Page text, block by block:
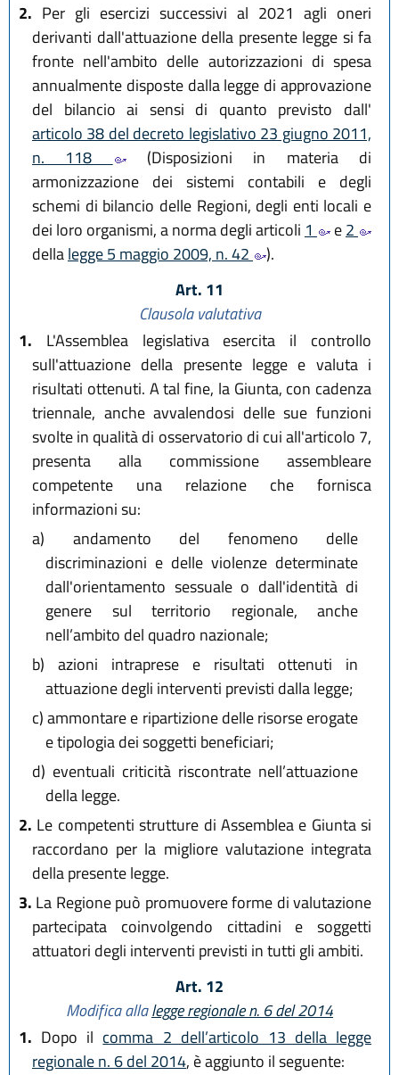
2. Per gli esercizi successivi al 2021 agli oneri
derivanti dall'attuazione della presente legge si fa
fronte nell'ambito delle autorizzazioni di spesa
annualmente disposte dalla legge di approvazione
del bilancio ai sensi di quanto previsto dall'
articolo 38 del decreto legislativo 23 giugno 2011,
n. 118
(Disposizioni in materia di
armonizzazione dei sistemi contabili e degli
schemi di bilancio delle Regioni, degli enti locali e
dei loro organismi, a norma degli articoli 1 e2
dellalegge 5 maggio 2009, n. 42
).
Art. 11
Clausola valutativa
1. L'Assemblea legislativa esercita il controllo
sull'attuazione della presente legge e valuta i
risultati ottenuti. A tal fine, la Giunta, con cadenza
triennale, anche avvalendosi delle sue funzioni
svolte in qualità di osservatorio di cui all'articolo 7,
presenta alla commissione assembleare
competente una relazione che fornisca
informazioni su:
a) andamento del fenomeno delle
discriminazioni e delle violenze determinate
dall'orientamento sessuale o dall'identità di
genere sul territorio regionale, anche
nell’ambito del quadro nazionale;
b) azioni intraprese e risultati ottenuti in
attuazione degli interventi previsti dalla legge;
c)ammontare e ripartizione delle risorse erogate
e tipologia dei soggetti beneficiari;
d) eventuali criticità riscontrate nell’attuazione
della legge.
2. Le competenti strutture di Assemblea e Giunta si
raccordano per la migliore valutazione integrata
della presente legge.
3. La Regione può promuovere forme di valutazione
partecipata coinvolgendo cittadini e soggetti
attuatori degli interventi previsti in tutti gli ambiti.
Art. 12
Modifica allalegge regionale n. 6 del 2014
1. Dopo il comma 2 dell’articolo 13 della legge
regionale n. 6 del 2014, è aggiunto il seguente: